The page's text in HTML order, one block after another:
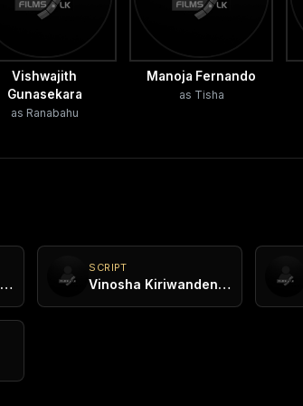
Vishwajith
Gunasekara
as Ranabahu
Manoja Fernando
as Tisha
Vinosha Kiriwandeniya
SCRIPT
Vinosha Kiriwandeniya